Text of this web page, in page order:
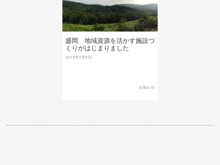
盛岡 地域資源を活かす施設づ
くりがはじまりました
2015年7月9日
お知らせ